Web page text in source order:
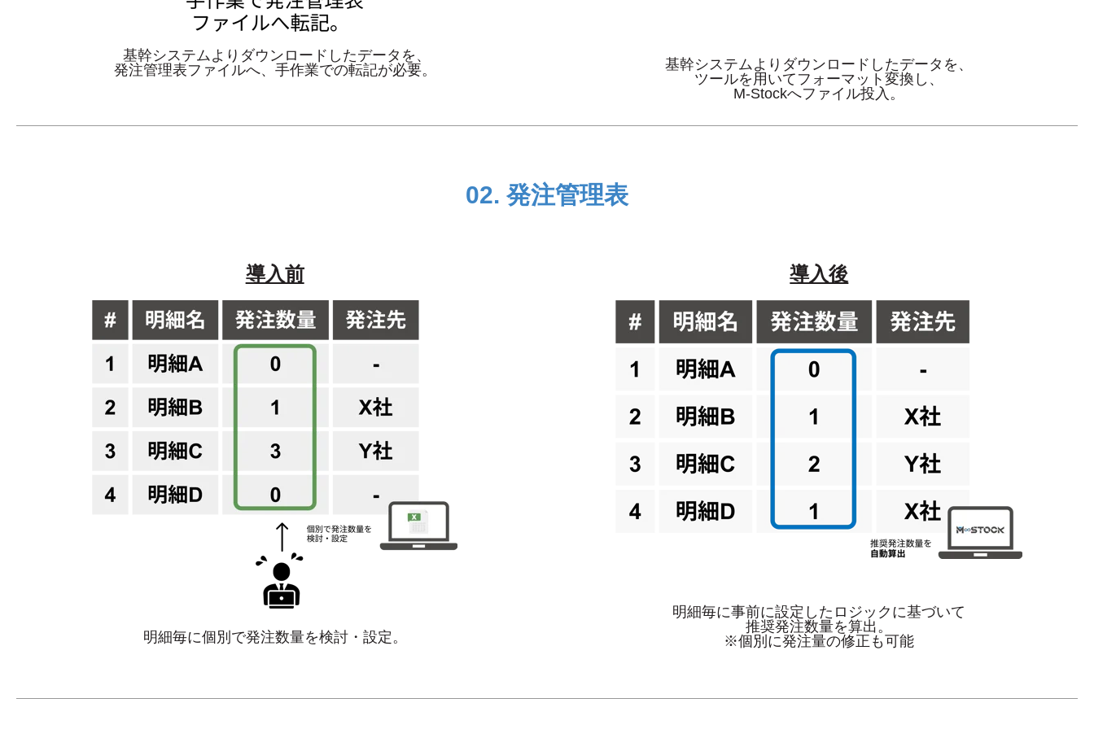
基幹システムよりダウ ンロードしたデータを、
発注管理表ファイルへ、 手作業での転記が必要。 基幹システムよりダウンロードしたデータを、
ツールを用いてフォーマット変換し、
M-Stockへファイル投入。
02. 発注管理表
導入前
明細毎に個別で発注数量を検討・設定。
導入後
明細毎に事前に設定したロジックに基づいて
推奨発注数量を算出。
※個別に発注量の修正も可能